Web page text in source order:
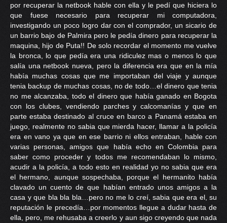
por recuperar la netbook hable con ella y le pedí que hiciera lo
que fuese necesario para recuperar mi computadora,
investigando un poco logro dar con el comprador, un sicario de
un barrio bajo de Palmira pero le pedía dinero para recuperar la
maquina, hijo de Puta!! De solo recordar el momento me vuelve
la bronca, lo que pedía era una ridiculez mas o menos lo que
salía una netbook nueva, pero la diferencia era que en la mía
había muchas cosas que me importaban del viaje y aunque
tenia backup de muchas cosas, no de todo…el dinero que tenia
no me alcanzaba, todo el dinero que había ganado en Bogota
con los clubes, vendiendo parches y calcomanías y que en
parte estaba destinado al cruce en barco a Panamá estaba en
juego, realmente no sabia que mierda hacer, llamar a la policía
era en vano ya que en ese barrio ni ellos entraban, hable con
varias personas, amigos que había echo en Colombia para
saber como proceder y todos me recomendaban lo mismo,
acudir a la policía, a todo esto en realidad yo no sabia que era
el hermano, aunque sospechaba, porque el hermanito había
clavado un cuento de que habían entrado unos amigos a la
casa y que bla bla bla…pero no me lo creí, sabia que era el, su
reputación le precedía…por momentos llegue a dudar hasta de
ella, pero, me rehusaba a creerlo y aun sigo creyendo que nada